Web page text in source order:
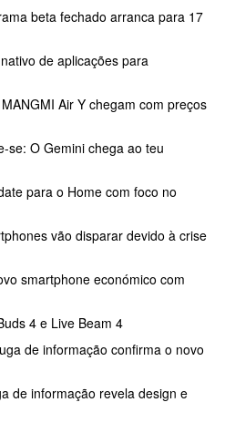
beta fechado arranca para 17
de aplicações para
Air Y chegam com preços
se: O Gemini chega ao teu
para o Home com foco no
vão disparar devido à crise
smartphone económico com
4 e Live Beam 4
de informação confirma o novo
de informação revela design e